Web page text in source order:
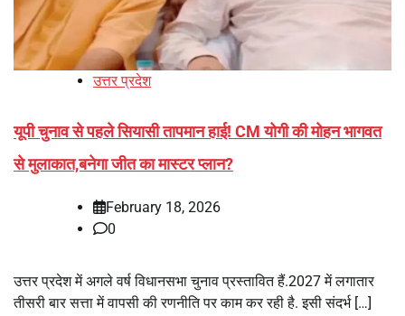
उत्तर प्रदेश
यूपी चुनाव से पहले सियासी तापमान हाई! CM योगी की मोहन भागवत
से मुलाकात,बनेगा जीत का मास्टर प्लान?
February 18, 2026
0
उत्तर प्रदेश में अगले वर्ष विधानसभा चुनाव प्रस्तावित हैं.2027 में लगातार
तीसरी बार सत्ता में वापसी की रणनीति पर काम कर रही है. इसी संदर्भ […]